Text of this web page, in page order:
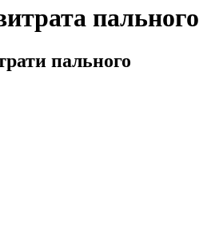
пального
пального